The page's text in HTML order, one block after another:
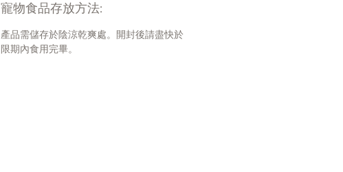
寵物食品存放方法:
產品需儲存於陰涼乾爽處。開封後請盡快於
限期內食用完畢。